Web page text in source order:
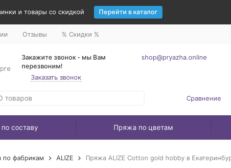
и товары со скидкой Перейти в каталог
Отзывы % Скидки %
Закажите звонок - мы Вам
перезвоним!
Заказать звонок
shop@pryazha.online
Сравнение
составу Пряжа по цветам
по фабрикам ALIZE Пряжа ALIZE Cotton gold hobby в